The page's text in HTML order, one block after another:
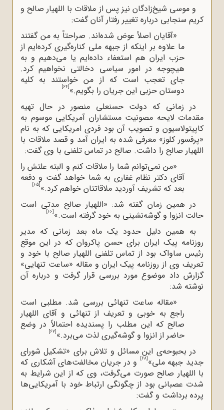
و موسی شیخ‌‌زادگان نیز پس از ملاقات با اللهیار صالح و
کریم سنجابی درباره تغییر رفتار آنان گفت:
«آقایان اصلاً عوض شده‌اند. صراحتاً به من گفتند
ما علاوه بر اینکه از جبهه ملی کناره‌گیری کرده‌ایم از
حزب ایران هم استعفاء داده‌ایم یا می‌دهیم و به
هیچوجه در امور سیاسی دخالتی نخواهیم کرد.
جای تعجب است که از من خواستند به کلیه
دوستان حزبی این جریان را بگویم.» [64]
در زمانی که دولت حسنعلی منصور در حال تهیه
مقدمات لایحه مصونیت مستشاران آمریکایی موسوم به
کاپیتولاسیون و تصویب آن بود فردی امریکایی که به نام
«پرفسور کلوز» معرفی شده به ایران آمد و قصد ملاقات با
اللهیار صالح را داشت. صالح در تماس تلفنی با وی گفت:
«من نمی‌توانم شما را ملاقات کنم و البته علتش را
آقای دکتر نظام غفاری به شما خواهد گفت و دفعه
بعد که تشریف آوردید ملاقاتتان خواهم کرد.» [65]
در همین زمان گفته شد: «اللهیار صالح مدتی است
حالت انزوا و گوشه‌نشینی به خود گرفته است.» [66]
به همین دلیل حدود یک ماه بعد زمانی که مدیر
روزنامه پیک ایران برای حسن پاکروان که در این موقع
رئیس ساواک بود از تماس تلفنی اللهیار صالح با خود و
تعریف وی از روزنامه پیک ایران و مقاله «ساعت تنهایی»
گزارش داد موضوع مورد بررسی قرار گرفت و درباره آن
نوشته شد:
«مقاله ساعت تنهائی بررسی شد. مطلبی است
راجع به خوبی و تعریف از تنهائی و آقای اللهیار
صالح که این مطلب را پسندیده احتمالاً در وضع
حاضر از انزوا و گوشه‌گیری لذت می‌برد.» [67]
در بحبوحه‌ی این مسائل و تلاش برای «تشکیل شورای
جدید جبهه ملی» [68]
و در جریان مخالفت‌های آشکاری که
با اللهیار صالح صورت می‌گرفت، وی که از این شرایط به
شدت عصبانی بود از چگونگی ارتباط خود با آمریکایی‌ها
پرده برداشت و گفت: